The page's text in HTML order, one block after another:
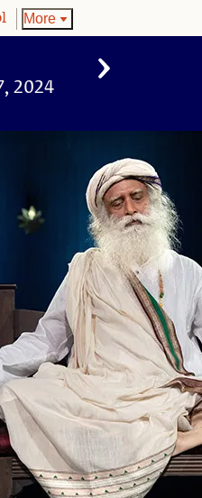
More
2024